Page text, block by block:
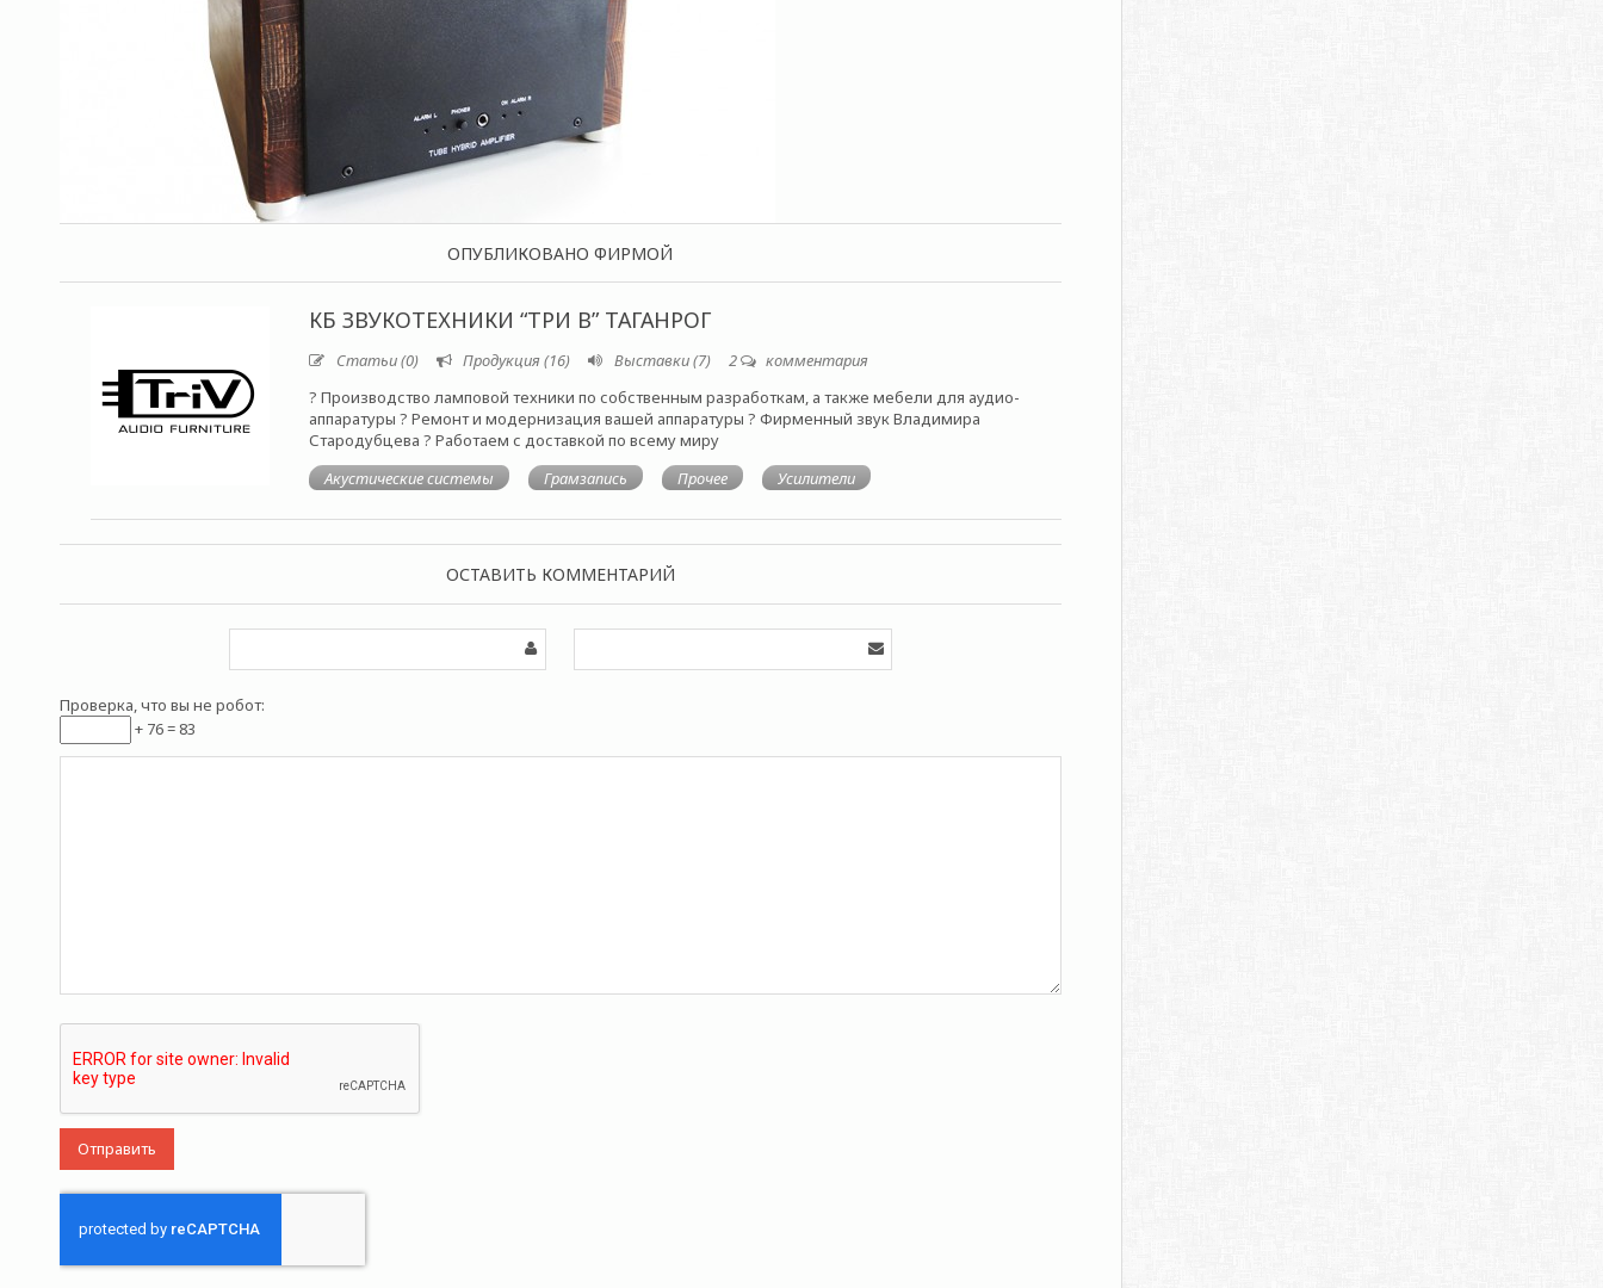
ОПУБЛИКОВАНО ФИРМОЙ
КБ ЗВУКОТЕХНИКИ “ТРИ В” ТАГАНРОГ
Статьи (0) Продукция (16) Выставки (7) 2
комментария
? Производство ламповой техники по собственным разработкам, а также мебели для аудио-
аппаратуры ? Ремонт и модернизация вашей аппаратуры ? Фирменный звук Владимира
Стародубцева ? Работаем с доставкой по всему миру
Акустические системы
Грамзапись Прочее Усилители
ОСТАВИТЬ КОММЕНТАРИЙ
Проверка, что вы не робот:
+ 76 = 83